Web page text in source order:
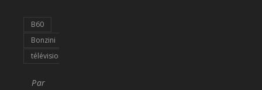
B60
Bonzini
télévision
Par